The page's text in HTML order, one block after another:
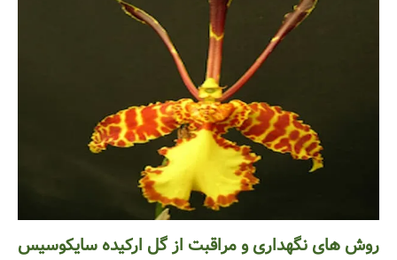
روش های نگهداری و مراقبت از گل ارکیده سایکوسیس